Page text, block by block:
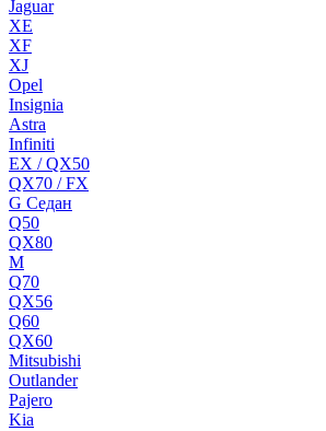
Jaguar
XE
XF
XJ
Opel
Insignia
Astra
Infiniti
EX / QX50
QX70 / FX
G Cедан
Q50
QX80
M
Q70
QX56
Q60
QX60
Mitsubishi
Outlander
Pajero
Kia